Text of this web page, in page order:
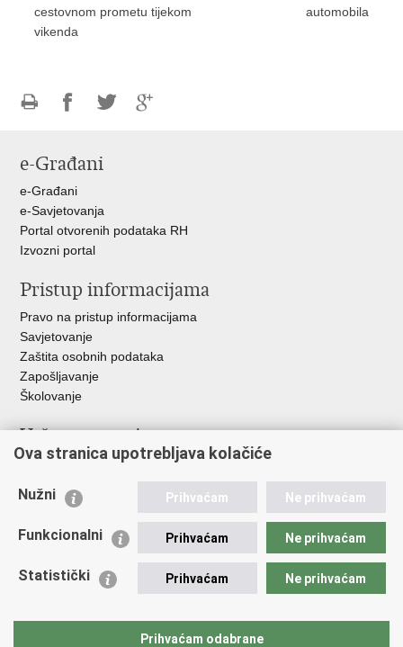
cestovnom prometu tijekom
vikenda
automobila
FacebookuTwitteru
e-Građani
e-Građani
e-Savjetovanja
Portal otvorenih podataka RH
Izvozni portal
Pristup informacijama
Pravo na pristup informacijama
Savjetovanje
Zaštita osobnih podataka
Zapošljavanje
Školovanje
Važne poveznice
Ministarstvo unutarnjih poslova
Udruge
Policijska akademija
Zaklada policijske solidarnosti
Vučetić"
Ova stranica upotrebljava kolačiće
Nužni Prihvaćam Ne prihvaćam
Funkcionalni Prihvaćam Ne prihvaćam
Statistički Prihvaćam Ne prihvaćam
Prihvaćam odabrane